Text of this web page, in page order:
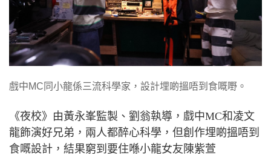
戲中MC同小龍係三流科學家，設計埋啲搵唔到食嘅嘢。
《夜校》由黃永峯監製、劉翁執導，戲中MC和凌文
龍飾演好兄弟，兩人都醉心科學，但創作埋啲搵唔到
食嘅設計，結果窮到要住喺小龍女友陳紫萱